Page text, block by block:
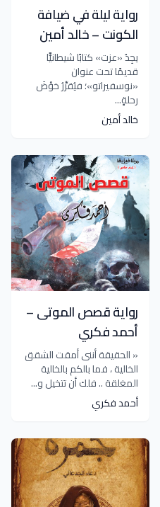
رواية ليلة في ضيافة
الكونت – خالد أمين
يجِدُ «عزت» كتابًا شيطانيًّا
قديمًا تحت عنوان
«نوسفيراتو»؛ فيُقرِّرُ خوْضَ
رحلةٍ...
خالد أمين
رواية قصص الموتى –
أحمد فكري
« الحقيقة أننى أمقت الشقق
الخالية ، فما بالكم بالخالية
المغلقة .. فلك أن تتخيل و...
أحمد فكري